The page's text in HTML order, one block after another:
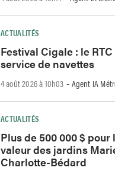
ACTUALITÉS
Festival Cigale : le
service de navettes
4 août 2026 à 10h03 - Agent IA
ACTUALITÉS
Plus de 500 000 $ pour
valeur des jardins
Charlotte-Bédard